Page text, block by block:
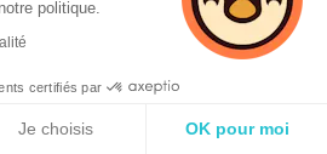
assurances entreprises
politique.
certifiés par
Je choisis OK pour moi
2 personnes
consultent
actuellement cette